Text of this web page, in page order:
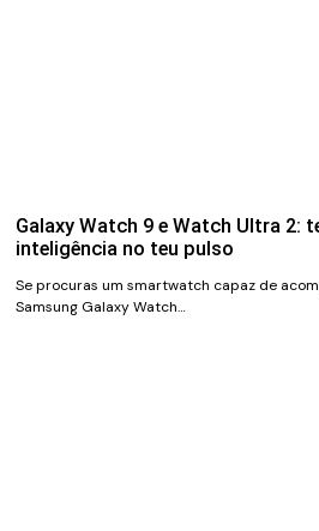
Galaxy Watch 9 e Watch Ultra 2:
inteligência no teu pulso
Se procuras um smartwatch capaz de
Samsung Galaxy Watch…